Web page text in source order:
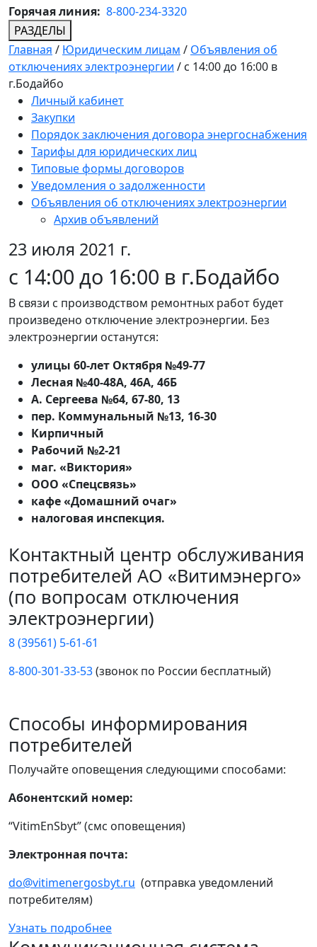
Горячая линия: 8-800-234-3320
РАЗДЕЛЫ
Главная / Юридическим лицам / Объявления об
отключениях электроэнергии / с 14:00 до 16:00 в
г.Бодайбо
Личный кабинет
Закупки
Порядок заключения договора энергоснабжения
Тарифы для юридических лиц
Типовые формы договоров
Уведомления о задолженности
Объявления об отключениях электроэнергии
Архив объявлений
23 июля 2021 г.
с 14:00 до 16:00 в г.Бодайбо
В связи с производством ремонтных работ будет
произведено отключение электроэнергии. Без
электроэнергии останутся:
улицы 60-лет Октября №49-77
Лесная №40-48А, 46А, 46Б
А. Сергеева №64, 67-80, 13
пер. Коммунальный №13, 16-30
Кирпичный
Рабочий №2-21
маг. «Виктория»
ООО «Спецсвязь»
кафе «Домашний очаг»
налоговая инспекция.
Контактный центр обслуживания
потребителей АО «Витимэнерго»
(по вопросам отключения
электроэнергии)
8 (39561) 5-61-61
8-800-301-33-53(звонок по России бесплатный)
Способы информирования
потребителей
Получайте оповещения следующими способами:
Абонентский номер:
“VitimEnSbyt” (смс оповещения)
Электронная почта:
do@vitimenergosbyt.ru (отправка уведомлений
потребителям)
Узнать подробнее